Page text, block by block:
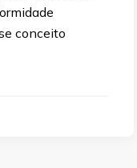
conceito